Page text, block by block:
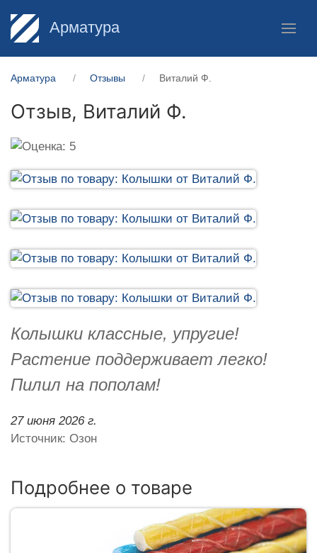
Арматура
Арматура Отзывы Виталий Ф.
Отзыв, Виталий Ф.
Колышки классные, упругие!
Растение поддерживает легко!
Пилил на пополам!
27 июня 2026 г.
Источник: Озон
Подробнее о товаре